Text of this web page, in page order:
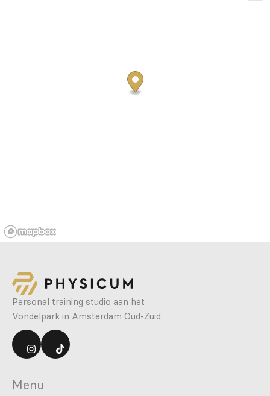
Personal training studio aan het
Vondelpark in Amsterdam Oud-Zuid.
Menu